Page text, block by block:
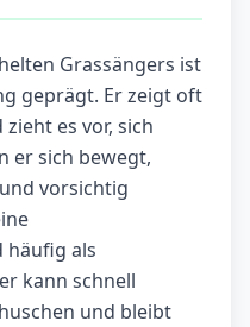
Grassängers ist
geprägt. Er zeigt oft
es vor, sich
er sich bewegt,
vorsichtig
häufig als
kann schnell
und bleibt